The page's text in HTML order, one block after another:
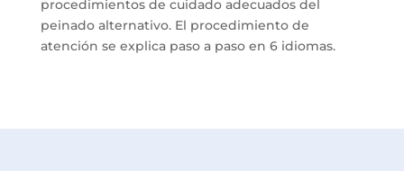
procedimientos de cuidado adecuados del
peinado alternativo. El procedimiento de
atención se explica paso a paso en 6 idiomas.